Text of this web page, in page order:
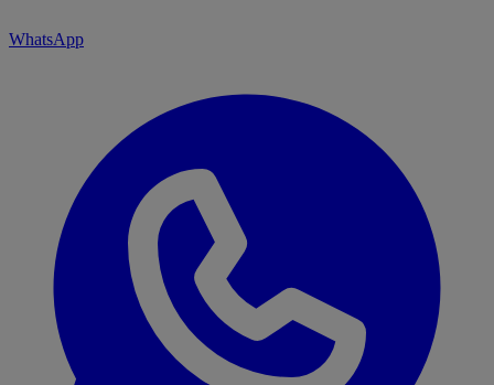
WhatsApp